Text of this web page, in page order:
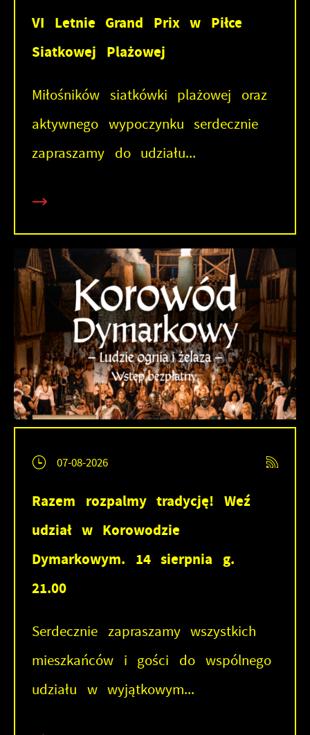
VI Letnie Grand Prix w Piłce
Siatkowej Plażowej
Miłośników siatkówki plażowej oraz
aktywnego wypoczynku serdecznie
zapraszamy do udziału...
07-08-2026
Razem rozpalmy tradycję! Weź
udział w Korowodzie
Dymarkowym. 14 sierpnia g.
21.00
Serdecznie zapraszamy wszystkich
mieszkańców i gości do wspólnego
udziału w wyjątkowym...